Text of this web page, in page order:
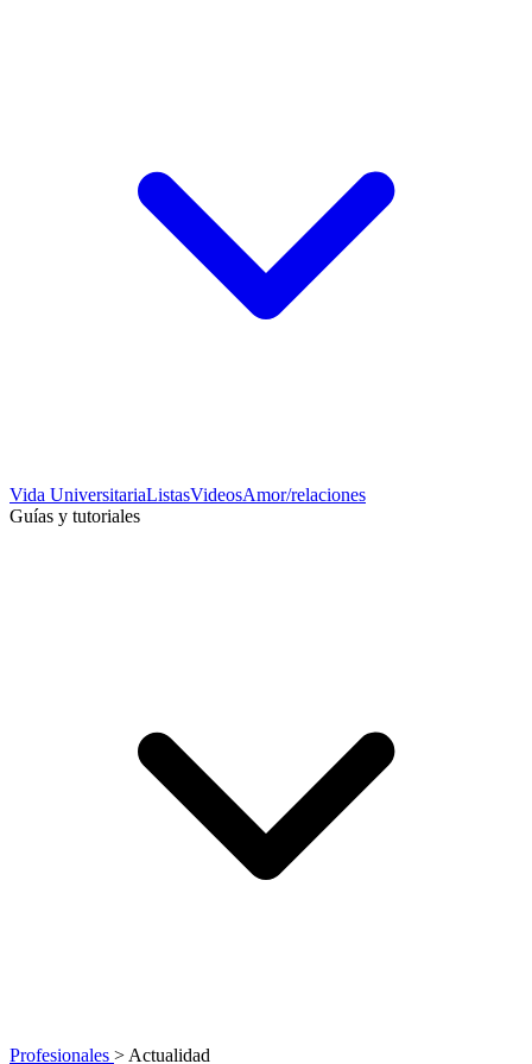
Vida UniversitariaListasVideosAmor/relaciones
Guías y tutoriales
Profesionales > Actualidad